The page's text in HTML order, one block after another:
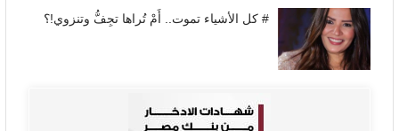
# كل الأشياء تموت.. أَمْ تُراها تجِفُّ وتنزوي!؟